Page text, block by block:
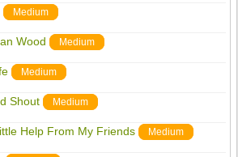
Medium
Wood Medium
Medium
Shout Medium
Help From My Friends Medium